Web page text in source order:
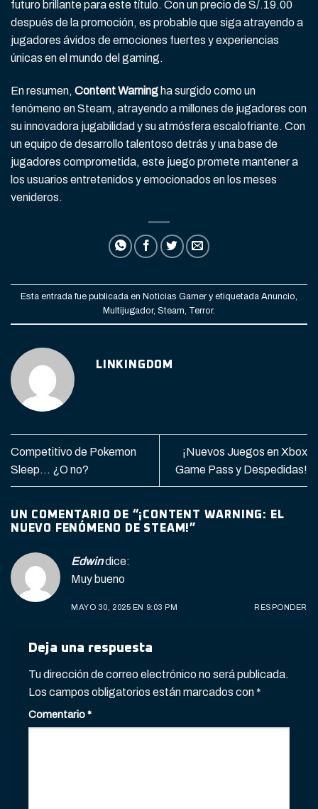
futuro brillante para este título. Con un precio de S/.19.00
después de la promoción, es probable que siga atrayendo a
jugadores ávidos de emociones fuertes y experiencias
únicas en el mundo del gaming.
En resumen, Content Warning ha surgido como un
fenómeno en Steam, atrayendo a millones de jugadores con
su innovadora jugabilidad y su atmósfera escalofriante. Con
un equipo de desarrollo talentoso detrás y una base de
jugadores comprometida, este juego promete mantener a
los usuarios entretenidos y emocionados en los meses
venideros.
Esta entrada fue publicada en Noticias Gamer y etiquetada Anuncio,
Multijugador, Steam, Terror.
LINKINGDOM
Competitivo de Pokemon
Sleep… ¿O no?
¡Nuevos Juegos en Xbox
Game Pass y Despedidas!
UN COMENTARIO DE “¡CONTENT WARNING: EL
NUEVO FENÓMENO DE STEAM!”
Edwindice:
Muy bueno
MAYO 30, 2025 EN 9:03 PM RESPONDER
Deja una respuesta
Tu dirección de correo electrónico no será publicada.
Los campos obligatorios están marcados con*
Comentario*